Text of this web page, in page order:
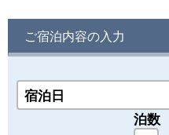
【無料Wi-fi完備】
全館・全てのお部屋でWi-fiを
■設 備■
ユニットバス・ウォシュレ
房）・液晶テレビ・ドライ
ご宿泊内容の入力
宿泊日
泊数